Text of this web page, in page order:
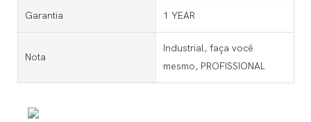
Garantia 1 YEAR
Nota
Industrial, faça você
mesmo, PROFISSIONAL